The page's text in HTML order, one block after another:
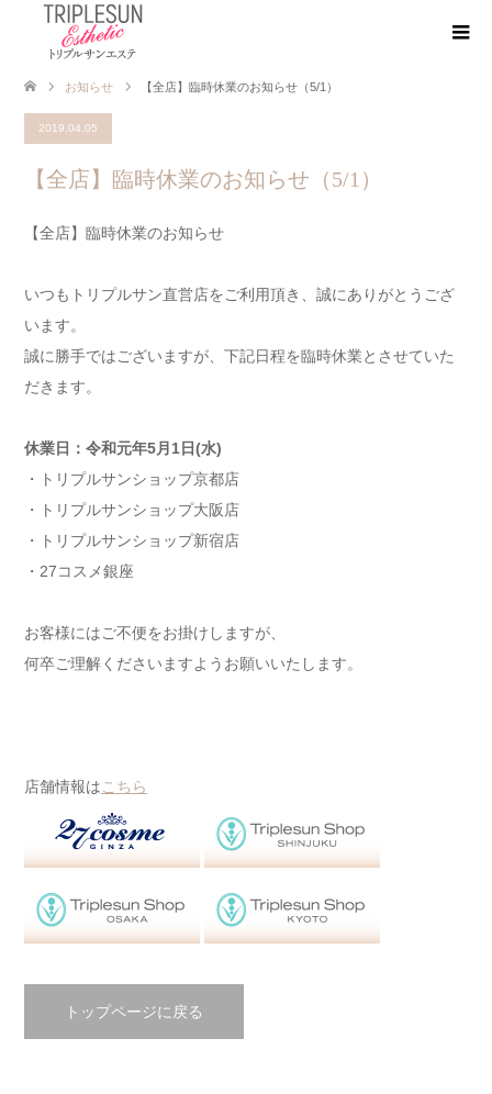
お知らせ 【全店】臨時休業のお知らせ（5/1）
2019.04.05
【全店】臨時休業のお知らせ（5/1）
【全店】臨時休業のお知らせ
いつもトリプルサン直営店をご利用頂き、誠にありがとうござ
います。
誠に勝手ではございますが、下記日程を臨時休業とさせていた
だきます。
休業日：令和元年5月1日(水)
・トリプルサンショップ京都店
・トリプルサンショップ大阪店
・トリプルサンショップ新宿店
・27コスメ銀座
お客様にはご不便をお掛けしますが、
何卒ご理解くださいますようお願いいたします。
店舗情報は こちら
トップページに戻る